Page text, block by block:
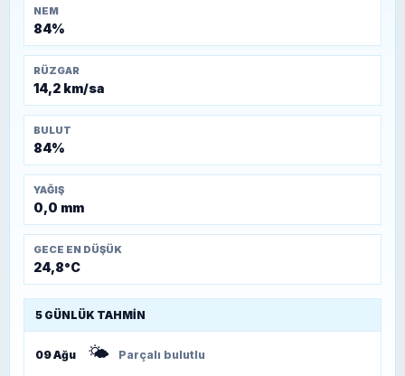
NEM
84%
RÜZGAR
14,2 km/sa
BULUT
84%
YAĞIŞ
0,0 mm
GECE EN DÜŞÜK
24,8°C
5 GÜNLÜK TAHMIN
09 Ağu 🌤️ Parçalı bulutlu